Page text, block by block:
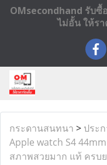
OMsecondhand รับซื้
ไม่อั้น ให้รา
กระดานสนทนา > ประ
Apple watch S4
สภาพสวยมาก แท้ ครบ